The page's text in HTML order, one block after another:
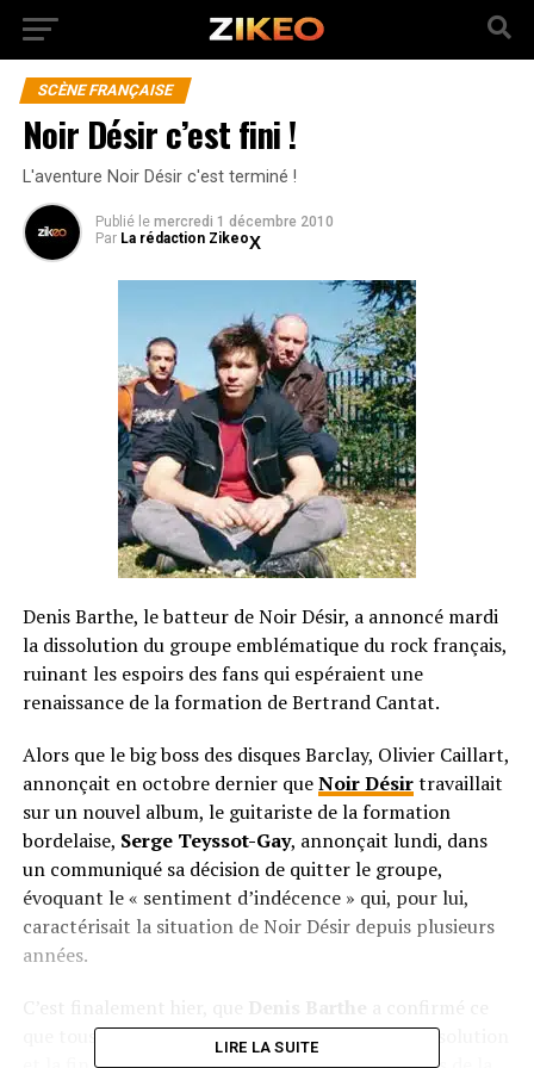
SCÈNE FRANÇAISE
Noir Désir c’est fini !
L'aventure Noir Désir c'est terminé !
Publié le mercredi 1 décembre 2010
Par La rédaction Zikeo
Denis Barthe, le batteur de Noir Désir, a annoncé mardi
la dissolution du groupe emblématique du rock français,
ruinant les espoirs des fans qui espéraient une
renaissance de la formation de Bertrand Cantat.
Alors que le big boss des disques Barclay, Olivier Caillart,
annonçait en octobre dernier queNoir Désirtravaillait
sur un nouvel album, le guitariste de la formation
bordelaise, Serge Teyssot-Gay, annonçait lundi, dans
un communiqué sa décision de quitter le groupe,
évoquant le « sentiment d’indécence » qui, pour lui,
caractérisait la situation de Noir Désir depuis plusieurs
années.
que tous les fans redoutaient depuis lundi, la dissolution
LIRE LA SUITE